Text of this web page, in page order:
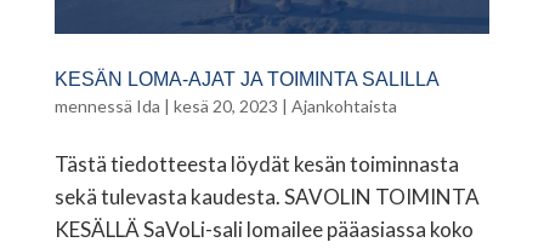
KESÄN LOMA-AJAT JA TOIMINTA SALILLA
mennessä Ida | kesä 20, 2023 | Ajankohtaista
Tästä tiedotteesta löydät kesän toiminnasta
sekä tulevasta kaudesta. SAVOLIN TOIMINTA
KESÄLLÄ SaVoLi-sali lomailee pääasiassa koko